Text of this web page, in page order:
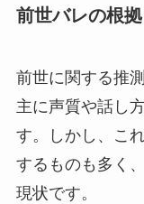
前世バレの根
前世に関する推
主に声質や話し
す。しかし、こ
するものも多く
現状です。